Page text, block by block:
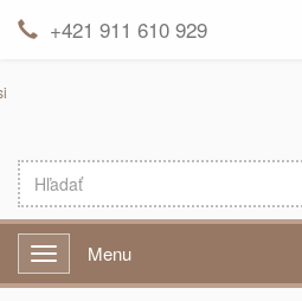
+421 911 610 929
Menu Menu